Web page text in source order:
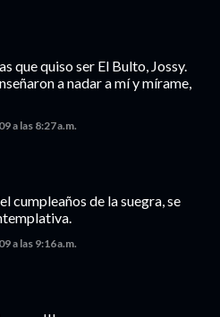
que quiso ser El Bulto, Jossy.
a nadar a mí y mírame,
a las 8:27 a.m.
cumpleaños de la suegra, se
a las 9:16 a.m.